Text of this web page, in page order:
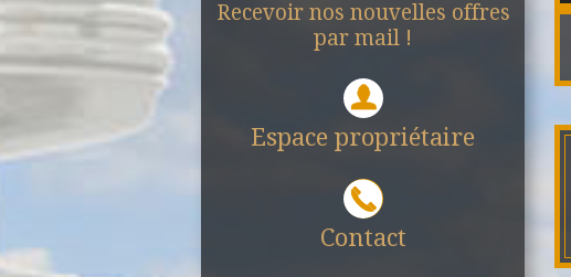
Recevoir nos nouvelles offres
par mail !
Espace propriétaire
Contact